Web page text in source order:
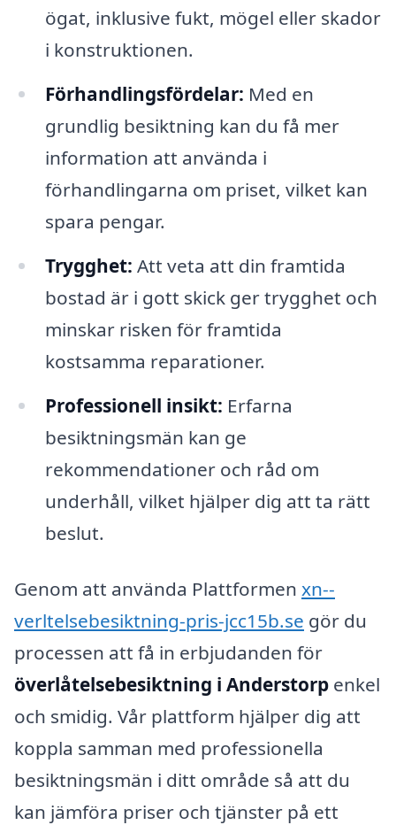
ögat, inklusive fukt, mögel eller skador
i konstruktionen.
Förhandlingsfördelar: Med en
grundlig besiktning kan du få mer
information att använda i
förhandlingarna om priset, vilket kan
spara pengar.
Trygghet: Att veta att din framtida
bostad är i gott skick ger trygghet och
minskar risken för framtida
kostsamma reparationer.
Professionell insikt: Erfarna
besiktningsmän kan ge
rekommendationer och råd om
underhåll, vilket hjälper dig att ta rätt
beslut.
Genom att använda Plattformen xn--
verltelsebesiktning-pris-jcc15b.se gör du
processen att få in erbjudanden för
överlåtelsebesiktning i Anderstorp enkel
och smidig. Vår plattform hjälper dig att
koppla samman med professionella
besiktningsmän i ditt område så att du
kan jämföra priser och tjänster på ett